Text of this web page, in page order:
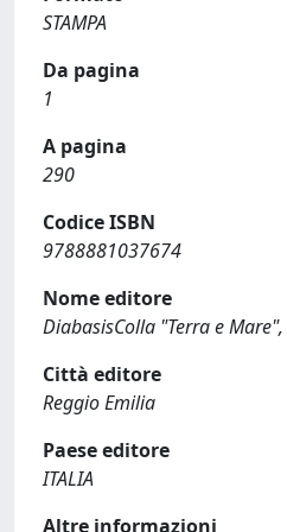
STAMPA
Da pagina
1
A pagina
290
Codice ISBN
9788881037674
Nome editore
DiabasisColla "Terra e
Città editore
Reggio Emilia
Paese editore
ITALIA
Altre informazioni